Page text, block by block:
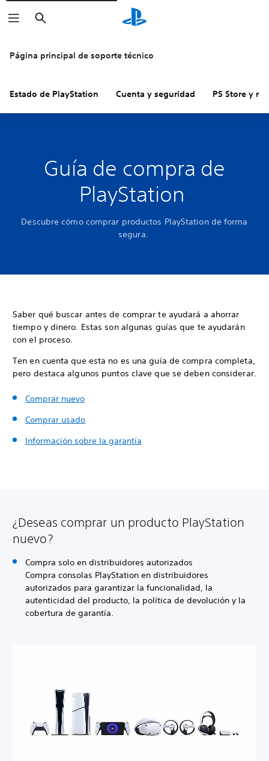
Buscar
Página principal de soporte técnico
Estado de PlayStation Cuenta y seguridad PS Store y
Guía de compra de
PlayStation
Descubre cómo comprar productos PlayStation de forma
segura.
Saber qué buscar antes de comprar te ayudará a ahorrar
tiempo y dinero. Estas son algunas guías que te ayudarán
con el proceso.
Ten en cuenta que esta no es una guía de compra completa,
pero destaca algunos puntos clave que se deben considerar.
Comprar nuevo
Comprar usado
Información sobre la garantía
¿Deseas comprar un producto PlayStation
nuevo?
Compra solo en distribuidores autorizados
Compra consolas PlayStation en distribuidores
autorizados para garantizar la funcionalidad, la
autenticidad del producto, la política de devolución y la
cobertura de garantía.